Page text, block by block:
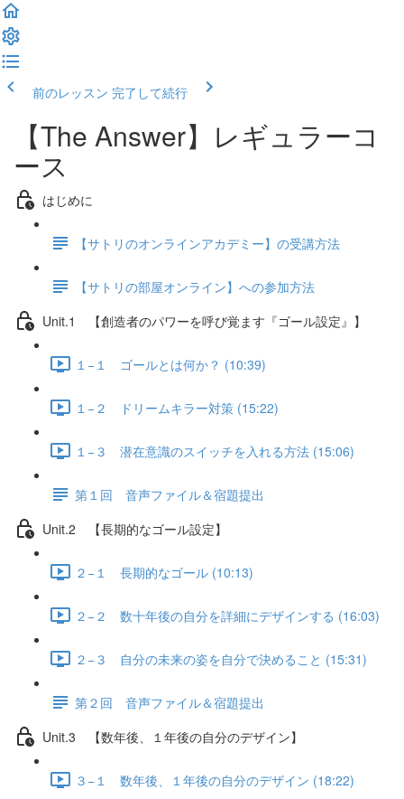
前のレッスン 完了して続行
【The Answer】レギュラーコ
ース
はじめに
【サトリのオンラインアカデミー】の受講方法
【サトリの部屋オンライン】への参加方法
Unit.1 【創造者のパワーを呼び覚ます『ゴール設定』】
１−１ ゴールとは何か？ (10:39)
１−２ ドリームキラー対策 (15:22)
１−３ 潜在意識のスイッチを入れる方法 (15:06)
第１回 音声ファイル＆宿題提出
Unit.2 【長期的なゴール設定】
２−１ 長期的なゴール (10:13)
２−２ 数十年後の自分を詳細にデザインする (16:03)
２−３ 自分の未来の姿を自分で決めること (15:31)
第２回 音声ファイル＆宿題提出
Unit.3 【数年後、１年後の自分のデザイン】
３−１ 数年後、１年後の自分のデザイン (18:22)